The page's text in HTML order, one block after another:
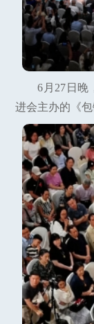
6月27日晚
进会主办的《